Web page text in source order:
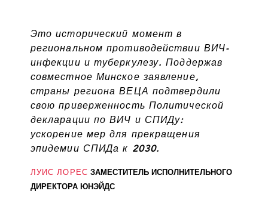
Это исторический момент в
региональном противодействии ВИЧ-
инфекции и туберкулезу. Поддержав
совместное Минское заявление,
страны региона ВЕЦА подтвердили
свою приверженность Политической
декларации по ВИЧ и СПИДу:
ускорение мер для прекращения
эпидемии СПИДа к 2030.
ЛУИС ЛОРЕС ЗАМЕСТИТЕЛЬ ИСПОЛНИТЕЛЬНОГО
ДИРЕКТОРА ЮНЭЙДС